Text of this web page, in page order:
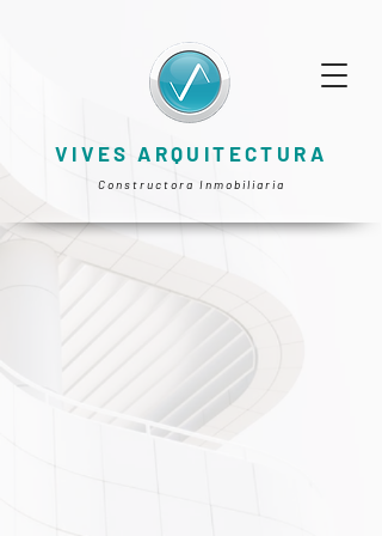
VIVES ARQUITECTURA
Constructora Inmobiliaria